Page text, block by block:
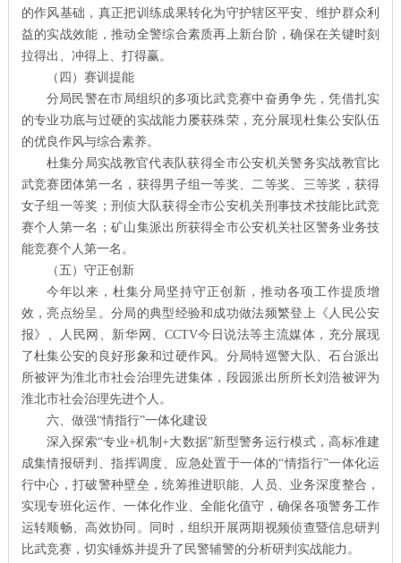
的作风基础，真正把训练成果转化为守护辖区平安、维护群众利
益的实战效能，推动全警综合素质再上新台阶，确保在关键时刻
拉得出、冲得上、打得赢。
（四）赛训提能
分局民警在市局组织的多项比武竞赛中奋勇争先，凭借扎实
的专业功底与过硬的实战能力屡获殊荣，充分展现杜集公安队伍
的优良作风与综合素养。
杜集分局实战教官代表队获得全市公安机关警务实战教官比
武竞赛团体第一名，获得男子组一等奖、二等奖、三等奖，获得
女子组一等奖；刑侦大队获得全市公安机关刑事技术技能比武竞
赛个人第一名；矿山集派出所获得全市公安机关社区警务业务技
能竞赛个人第一名。
（五）守正创新
今年以来，杜集分局坚持守正创新，推动各项工作提质增
效，亮点纷呈。分局的典型经验和成功做法频繁登上《人民公安
报》、人民网、新华网、CCTV今日说法等主流媒体，充分展现
了杜集公安的良好形象和过硬作风。分局特巡警大队、石台派出
所被评为淮北市社会治理先进集体，段园派出所所长刘浩被评为
淮北市社会治理先进个人。
六、做强“情指行”一体化建设
深入探索“专业+机制+大数据”新型警务运行模式，高标准建
成集情报研判、指挥调度、应急处置于一体的“情指行”一体化运
行中心，打破警种壁垒，统筹推进职能、人员、业务深度整合，
实现专班化运作、一体化作业、全能化值守，确保各项警务工作
运转顺畅、高效协同。同时，组织开展两期视频侦查暨信息研判
比武竞赛，切实锤炼并提升了民警辅警的分析研判实战能力。